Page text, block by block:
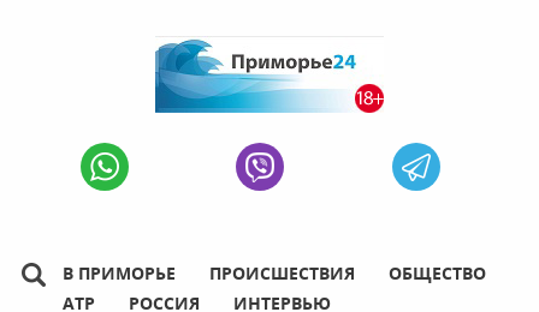
В ПРИМОРЬЕ ПРОИСШЕСТВИЯ
ОБЩЕСТВО
АТР
РОССИЯ ИНТЕРВЬЮ